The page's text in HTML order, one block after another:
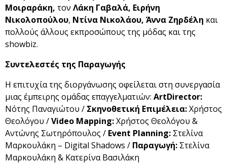
Μοιραράκη, τον Λάκη Γαβαλά, Ειρήνη
Νικολοπούλου, Ντίνα Νικολάου, Άννα Ζηρδέλη και
πολλούς άλλους εκπροσώπους της μόδας και της
showbiz.
Συντελεστές της Παραγωγής
Η επιτυχία της διοργάνωσης οφείλεται στη συνεργασία
μιας έμπειρης ομάδας επαγγελματιών: ArtDirector:
Νότης Παναγιώτου / Σκηνοθετική Επιμέλεια:Χρήστος
Θεολόγου /Video Mapping:Χρήστος Θεολόγου &
Αντώνης Σωτηρόπουλος / Event Planning: Στελίνα
Μαρκουλάκη – Digital Shadows / Παραγωγή: Στελίνα
Μαρκουλάκη & Κατερίνα Βασιλάκη